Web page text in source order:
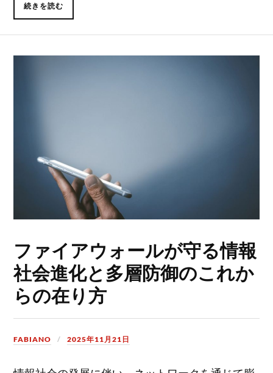
続きを読む
ファイアウォールが守る情報
社会進化と多層防御のこれか
らの在り方
FABIANO 2025年11月21日